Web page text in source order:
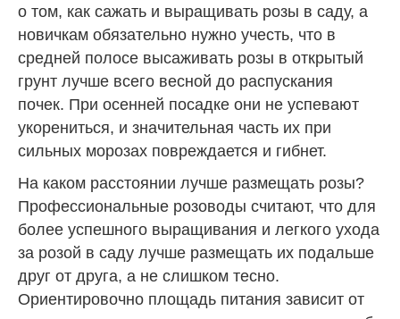
о том, как сажать и выращивать розы в саду, а
новичкам обязательно нужно учесть, что в
средней полосе высаживать розы в открытый
грунт лучше всего весной до распускания
почек. При осенней посадке они не успевают
укорениться, и значительная часть их при
сильных морозах повреждается и гибнет.
На каком расстоянии лучше размещать розы?
Профессиональные розоводы считают, что для
более успешного выращивания и легкого ухода
за розой в саду лучше размещать их подальше
друг от друга, а не слишком тесно.
Ориентировочно площадь питания зависит от